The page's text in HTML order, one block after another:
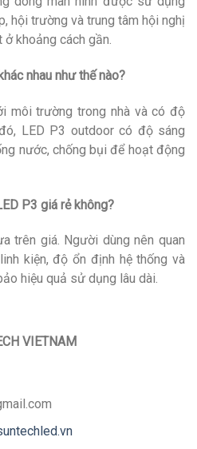
hội trường và trung tâm hội nghị
ở khoảng cách gần.
nhau như thế nào?
môi trường trong nhà và có độ
LED P3 outdoor có độ sáng
nước, chống bụi để hoạt động
P3 giá rẻ không?
trên giá. Người dùng nên quan
kiện, độ ổn định hệ thống và
hiệu quả sử dụng lâu dài.
VIETNAM